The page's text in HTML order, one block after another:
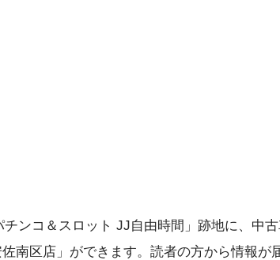
ンコ＆スロット JJ自由時間」跡地に、中
南区店」ができます。読者の方から情報が